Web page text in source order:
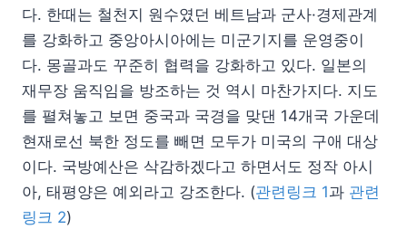
다. 한때는 철천지 원수였던 베트남과 군사·경제관계
를 강화하고 중앙아시아에는 미군기지를 운영중이
다. 몽골과도 꾸준히 협력을 강화하고 있다. 일본의
재무장 움직임을 방조하는 것 역시 마찬가지다. 지도
를 펼쳐놓고 보면 중국과 국경을 맞댄 14개국 가운데
현재로선 북한 정도를 빼면 모두가 미국의 구애 대상
이다. 국방예산은 삭감하겠다고 하면서도 정작 아시
아, 태평양은 예외라고 강조한다. (관련링크 1과 관련
링크 2)